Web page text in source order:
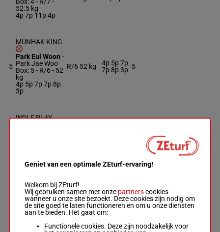
52.5 kg
4p 7p 11p 4p
5
MUNHAK KING
Park Eul Woon -
Park Jae Woo
Box: 5 - R/6 - 52
kg
4p 5p 7p 7p 8p
3p
R/6 52 kg
4p 5p 7p
7p 8p 3p 5
WOLF PLAY
WONDERFUL
KITTY
Song Jae Chul-
Seo In Seok
Box: 7 - M/6 -
3p 3p 8p 2p 9p
M/652 kg
3p 3p 8p
2p 9p
7
Geniet van een optimale ZEturf-ervaring!
Welkom bij ZEturf!
Wij gebruiken samen met onze partnerscookies
wanneer u onze site bezoekt. Deze cookies zijn nodig om
de site goed te laten functioneren en om u onze diensten
aan te bieden. Het gaat om:
Functionele cookies. Deze zijn noodzakelijk voor